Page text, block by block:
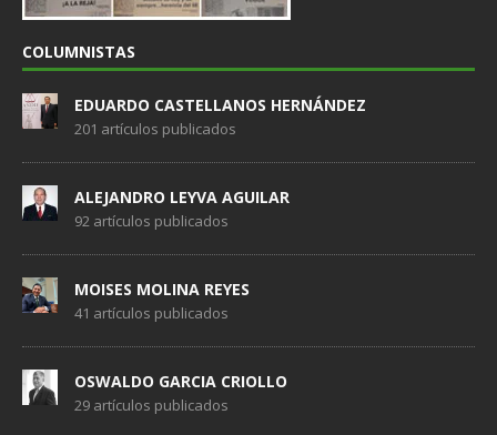
COLUMNISTAS
EDUARDO CASTELLANOS HERNÁNDEZ
201 artículos publicados
ALEJANDRO LEYVA AGUILAR
92 artículos publicados
MOISES MOLINA REYES
41 artículos publicados
OSWALDO GARCIA CRIOLLO
29 artículos publicados